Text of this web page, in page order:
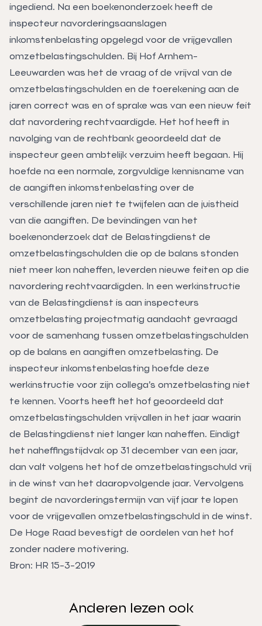
ingediend. Na een boekenonderzoek heeft de
inspecteur navorderingsaanslagen
inkomstenbelasting opgelegd voor de vrijgevallen
omzetbelastingschulden. Bij Hof Arnhem-
Leeuwarden was het de vraag of de vrijval van de
omzetbelastingschulden en de toerekening aan de
jaren correct was en of sprake was van een nieuw feit
dat navordering rechtvaardigde. Het hof heeft in
navolging van de rechtbank geoordeeld dat de
inspecteur geen ambtelijk verzuim heeft begaan. Hij
hoefde na een normale, zorgvuldige kennisname van
de aangiften inkomstenbelasting over de
verschillende jaren niet te twijfelen aan de juistheid
van die aangiften. De bevindingen van het
boekenonderzoek dat de Belastingdienst de
omzetbelastingschulden die op de balans stonden
niet meer kon naheffen, leverden nieuwe feiten op die
navordering rechtvaardigden. In een werkinstructie
van de Belastingdienst is aan inspecteurs
omzetbelasting projectmatig aandacht gevraagd
voor de samenhang tussen omzetbelastingschulden
op de balans en aangiften omzetbelasting. De
inspecteur inkomstenbelasting hoefde deze
werkinstructie voor zijn collega’s omzetbelasting niet
te kennen. Voorts heeft het hof geoordeeld dat
omzetbelastingschulden vrijvallen in het jaar waarin
de Belastingdienst niet langer kan naheffen. Eindigt
het naheffingstijdvak op 31 december van een jaar,
dan valt volgens het hof de omzetbelastingschuld vrij
in de winst van het daaropvolgende jaar. Vervolgens
begint de navorderingstermijn van vijf jaar te lopen
voor de vrijgevallen omzetbelastingschuld in de winst.
De Hoge Raad bevestigt de oordelen van het hof
zonder nadere motivering.
Bron: HR 15-3-2019
Anderen lezen ook